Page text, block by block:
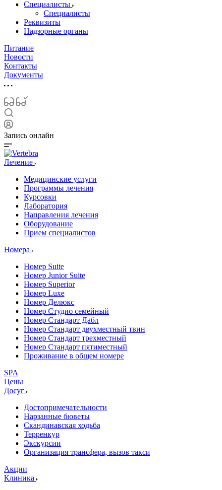
Специалисты
Специалисты
Реквизиты
Надзорные органы
Питание
Новости
Контакты
Документы
Запись онлайн
Лечение
Медицинские услуги
Программы лечения
Курсовки
Лаборатория
Направления лечения
Оборудование
Прием специалистов
Номера
Номер Suite
Номер Junior Suite
Номер Superior
Номер Luxe
Номер Делюкс
Номер Студио семейный
Номер Стандарт Дабл
Номер Стандарт двухместный твин
Номер Стандарт трехместный
Номер Стандарт пятиместный
Проживание в общем номере
SPA
Цены
Досуг
Достопримечательности
Нарзанные бюветы
Скандинавская ходьба
Терренкур
Экскурсии
Организация трансфера, вызов такси
Акции
Клиника